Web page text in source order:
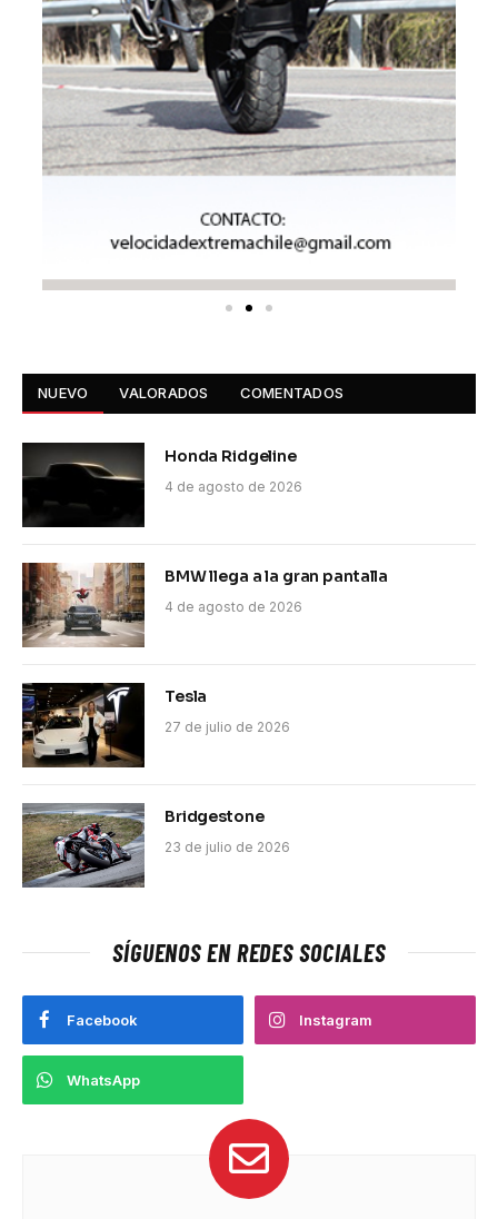
NUEVO VALORADOS COMENTADOS
Honda Ridgeline
4 de agosto de 2026
BMW llega a la gran pantalla
4 de agosto de 2026
Tesla
27 de julio de 2026
Bridgestone
23 de julio de 2026
SÍGUENOS EN REDES SOCIALES
Facebook Instagram
WhatsApp